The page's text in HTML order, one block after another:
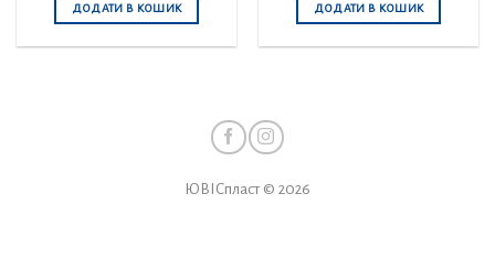
ДОДАТИ В КОШИК ДОДАТИ В КОШИК
ЮВІСпласт © 2026